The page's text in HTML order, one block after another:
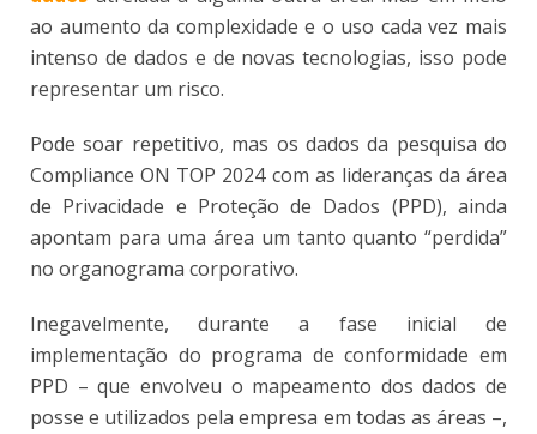
ao aumento da complexidade e o uso cada vez mais
intenso de dados e de novas tecnologias, isso pode
representar um risco.
Pode soar repetitivo, mas os dados da pesquisa do
Compliance ON TOP 2024 com as lideranças da área
de Privacidade e Proteção de Dados (PPD), ainda
apontam para uma área um tanto quanto “perdida”
no organograma corporativo.
Inegavelmente, durante a fase inicial de
implementação do programa de conformidade em
PPD – que envolveu o mapeamento dos dados de
posse e utilizados pela empresa em todas as áreas –,